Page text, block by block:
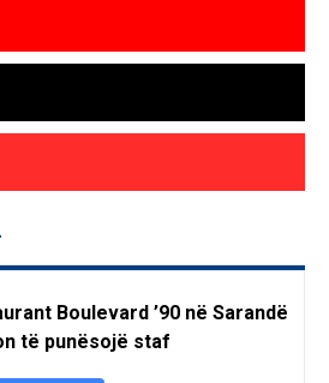
Boulevard ’90 në Sarandë
të punësojë staf